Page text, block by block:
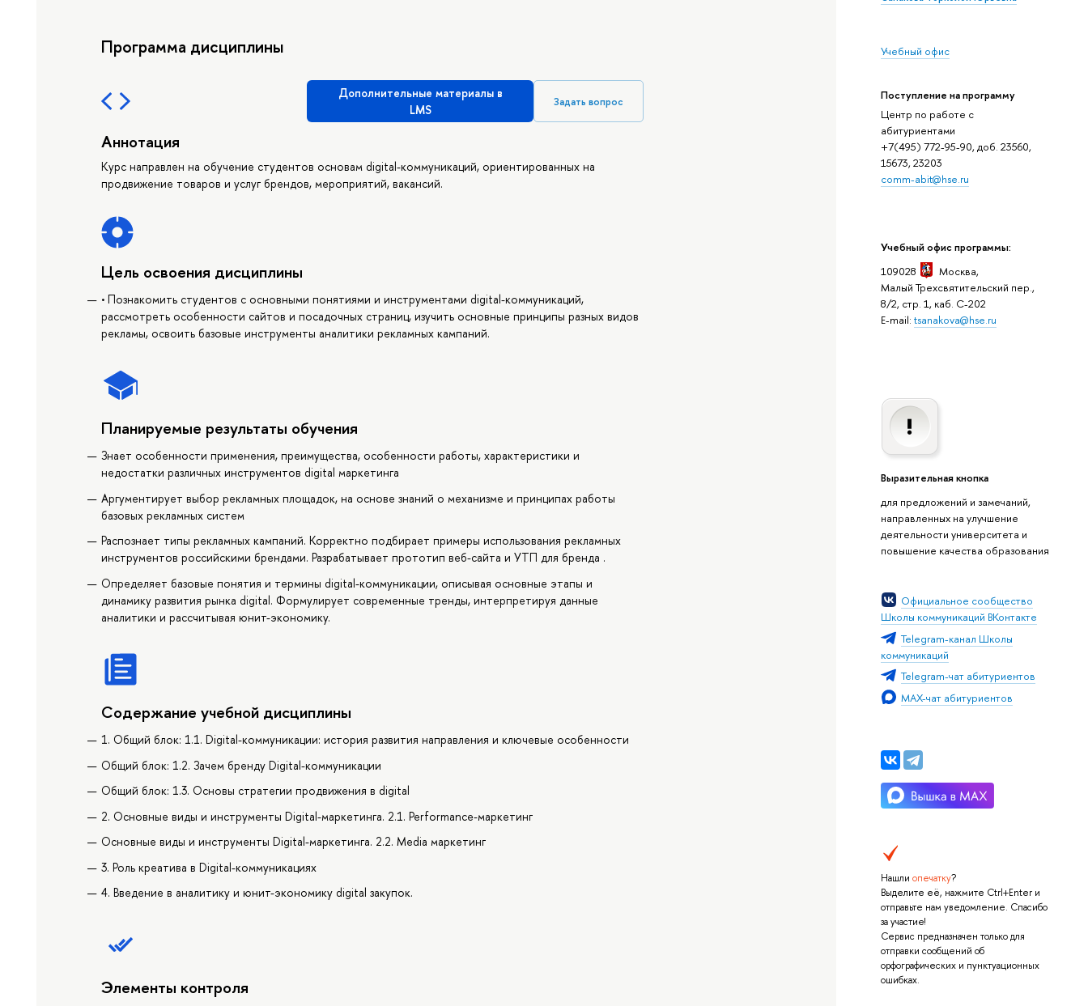
Учебный офис
Поступление на программу
Центр по работе с
абитуриентами
+7(495) 772-95-90, доб. 23560,
15673, 23203
comm-abit@hse.ru
Учебный офис программы:
109028
Москва,
Малый Трехсвятительский пер.,
8/2, стр. 1, каб. C-202
E-mail: tsanakova@hse.ru
Выразительная кнопка
для предложений и замечаний,
направленных на улучшение
деятельности университета и
повышение качества образования
Официальное сообщество
Школы коммуникаций ВКонтакте
Telegram-канал Школы
коммуникаций
Telegram-чат абитуриентов
MAX-чат абитуриентов
Нашли опечатку?
Выделите её, нажмите Ctrl+Enter и
отправьте нам уведомление. Спасибо
за участие!
Сервис предназначен только для
отправки сообщений об
орфографических и пунктуационных
ошибках.
Программа дисциплины
Дополнительные материалы в
LMS
Задать вопрос
Аннотация
Курс направлен на обучение студентов основам digital-коммуникаций, ориентированных на
продвижение товаров и услуг брендов, мероприятий, вакансий.
Цель освоения дисциплины
• Познакомить студентов с основными понятиями и инструментами digital-коммуникаций,
рассмотреть особенности сайтов и посадочных страниц, изучить основные принципы разных видов
рекламы, освоить базовые инструменты аналитики рекламных кампаний.
Планируемые результаты обучения
Знает особенности применения, преимущества, особенности работы, характеристики и
недостатки различных инструментов digital маркетинга
Аргументирует выбор рекламных площадок, на основе знаний о механизме и принципах работы
базовых рекламных систем
Распознает типы рекламных кампаний. Корректно подбирает примеры использования рекламных
инструментов российскими брендами. Разрабатывает прототип веб-сайта и УТП для бренда .
Определяет базовые понятия и термины digital-коммуникации, описывая основные этапы и
динамику развития рынка digital. Формулирует современные тренды, интерпретируя данные
аналитики и рассчитывая юнит-экономику.
Содержание учебной дисциплины
1. Общий блок: 1.1. Digital-коммуникации: история развития направления и ключевые особенности
Общий блок: 1.2. Зачем бренду Digital-коммуникации
Общий блок: 1.3. Основы стратегии продвижения в digital
2. Основные виды и инструменты Digital-маркетинга. 2.1. Performance-маркетинг
Основные виды и инструменты Digital-маркетинга. 2.2. Media маркетинг
3. Роль креатива в Digital-коммуникациях
4. Введение в аналитику и юнит-экономику digital закупок.
Элементы контроля